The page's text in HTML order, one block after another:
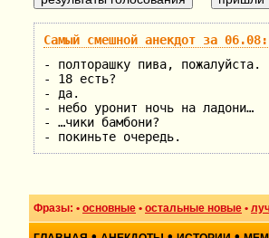
Самый смешной анекдот за 06.08:
- полторашку пива, пожалуйста.
- 18 есть?
- да.
- небо уронит ночь на ладони…
- …чики бамбони?
- покиньте очередь.
Фразы: • основные • остальные новые •